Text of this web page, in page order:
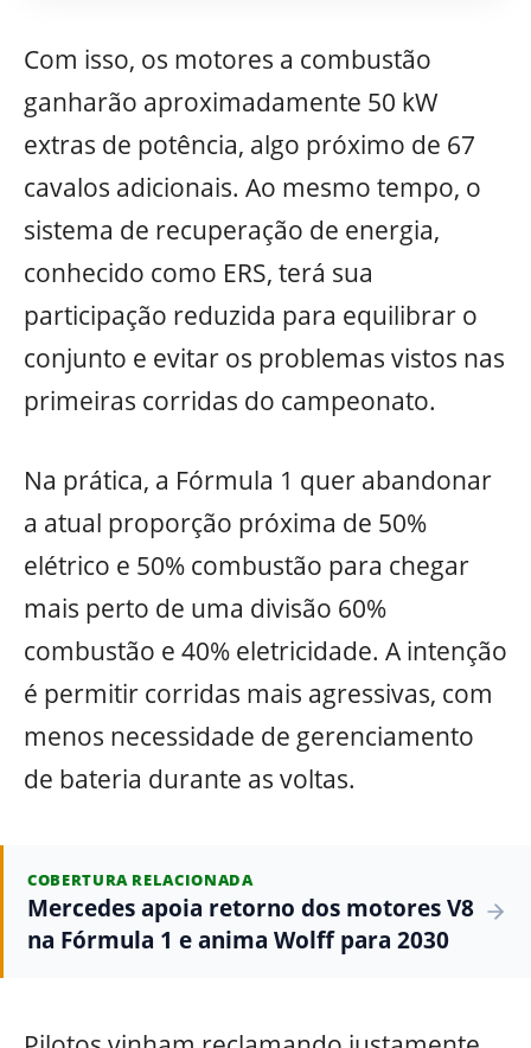
Com isso, os motores a combustão
ganharão aproximadamente 50 kW
extras de potência, algo próximo de 67
cavalos adicionais. Ao mesmo tempo, o
sistema de recuperação de energia,
conhecido como ERS, terá sua
participação reduzida para equilibrar o
conjunto e evitar os problemas vistos nas
primeiras corridas do campeonato.
Na prática, a Fórmula 1 quer abandonar
a atual proporção próxima de 50%
elétrico e 50% combustão para chegar
mais perto de uma divisão 60%
combustão e 40% eletricidade. A intenção
é permitir corridas mais agressivas, com
menos necessidade de gerenciamento
de bateria durante as voltas.
COBERTURA RELACIONADA
Mercedes apoia retorno dos motores V8
na Fórmula 1 e anima Wolff para 2030